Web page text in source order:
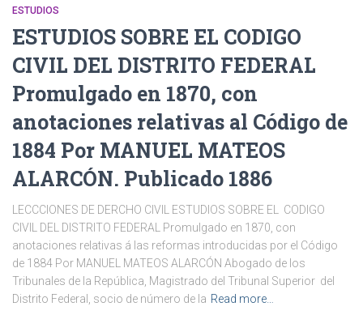
ESTUDIOS
ESTUDIOS SOBRE EL CODIGO
CIVIL DEL DISTRITO FEDERAL
Promulgado en 1870, con
anotaciones relativas al Código de
1884 Por MANUEL MATEOS
ALARCÓN. Publicado 1886
LECCCIONES DE DERCHO CIVIL ESTUDIOS SOBRE EL CODIGO
CIVIL DEL DISTRITO FEDERAL Promulgado en 1870, con
anotaciones relativas á las reformas introducidas por el Código
de 1884 Por MANUEL MATEOS ALARCÓN Abogado de los
Tribunales de la República, Magistrado del Tribunal Superior del
Distrito Federal, socio de número de la Read more…